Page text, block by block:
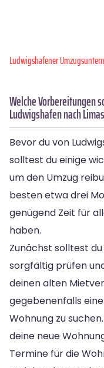
Ludwigshafener
Welche Vorbereitungen
Ludwigshafen nach
Bevor du von
solltest du einige
um den Umzug
besten etwa drei
genügend Zeit für
haben.
Zunächst solltest
sorgfältig prüfen
deinen alten
gegebenenfalls
Wohnung zu
deine neue
Termine für die